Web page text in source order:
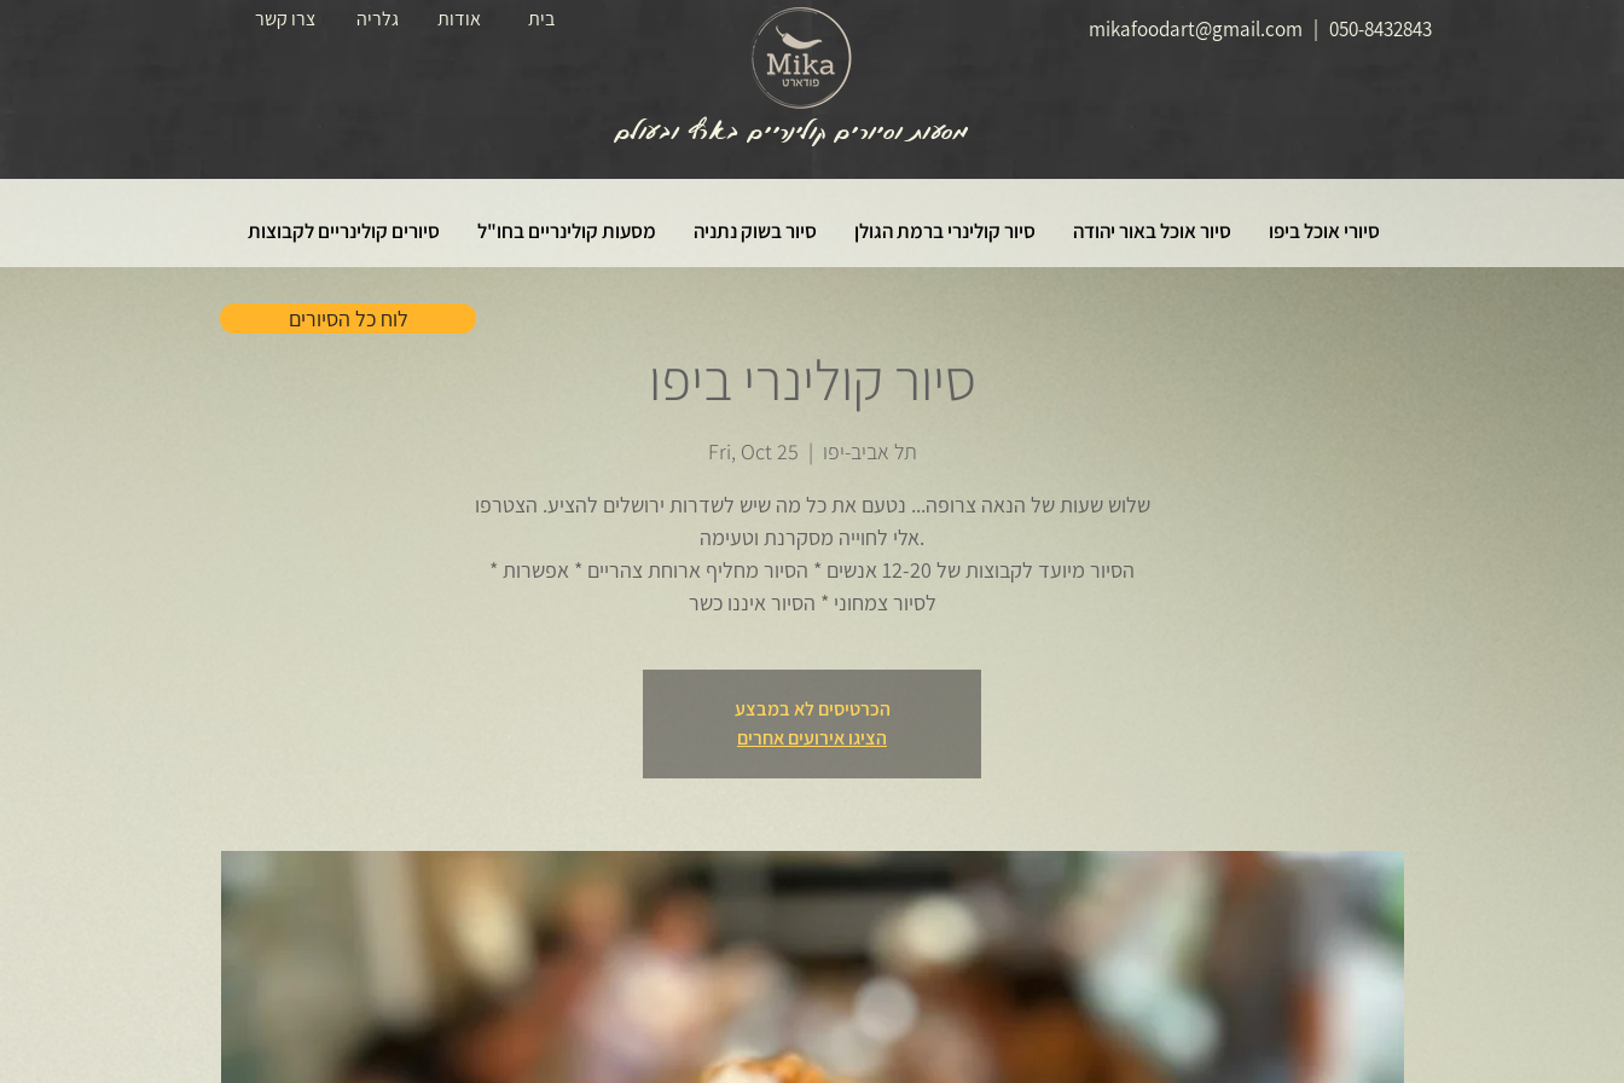
צרו קשר גלריה אודות בית 050-8432843
mikafoodart@gmail.com
מסעות וסיורים קולינריים בארץ ובעולם
סיורי אוכל ביפו סיור אוכל באור יהודה סיור קולינרי ברמת הגולן סיור בשוק נתניה מסעות קולינריים בחו"ל סיורים קולינריים לקבוצות
סיור קולינרי ביפו
Fri, Oct 25
  |
תל אביב-יפו
שלוש שעות של הנאה צרופה... נטעם את כל מה שיש לשדרות ירושלים להציע. הצטרפו
אלי לחוייה מסקרנת וטעימה.
* הסיור מיועד לקבוצות של 12-20 אנשים * הסיור מחליף ארוחת צהריים * אפשרות
לסיור צמחוני * הסיור איננו כשר
הכרטיסים לא במבצע
הציגו אירועים אחרים
לוח כל הסיורים